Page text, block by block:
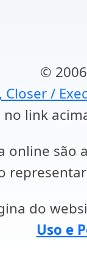
©
/
no link
online
do
Uso e